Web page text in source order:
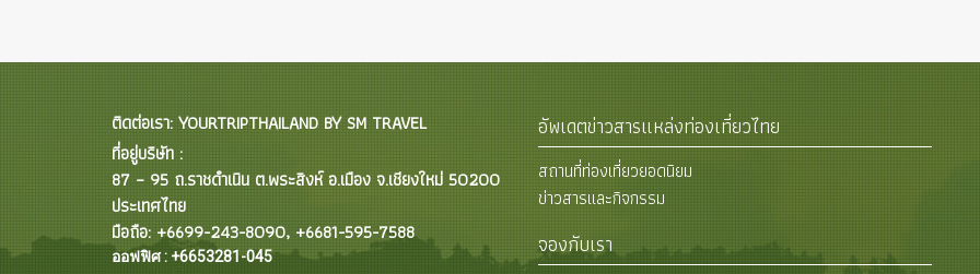
ติดต่อเรา: YOURTRIPTHAILAND BY SM TRAVEL
ที่อยู่บริษัท :
87 – 95 ถ.ราชดำเนิน ต.พระสิงห์ อ.เมือง จ.เชียงใหม่ 50200
ประเทศไทย
มือถือ: +6699-243-8090, +6681-595-7588
ออฟฟิศ : +6653281-045
อัพเดตข่าวสารแหล่งท่องเที่ยวไทย
สถานที่ท่องเที่ยวยอดนิยม
ข่าวสารและกิจกรรม
จองกับเรา